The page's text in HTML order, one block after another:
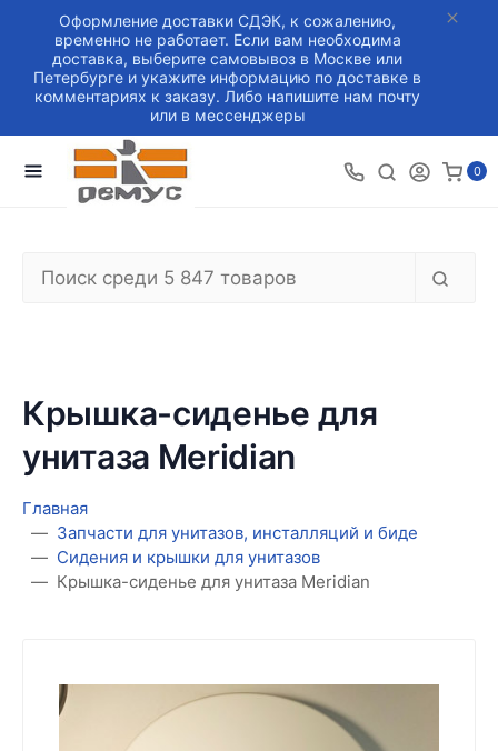
Оформление доставки СДЭК, к сожалению,
временно не работает. Если вам необходима
доставка, выберите самовывоз в Москве или
Петербурге и укажите информацию по доставке в
комментариях к заказу. Либо напишите нам почту
или в мессенджеры
0
Крышка-сиденье для
унитаза Meridian
Главная
Запчасти для унитазов, инсталляций и биде
Сидения и крышки для унитазов
Крышка-сиденье для унитаза Meridian